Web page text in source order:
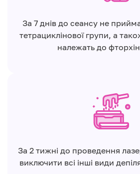
За 7 днів до сеансу не
тетрациклінової групи, а
належать до
За 2 тижні до проведення
виключити всі інші види